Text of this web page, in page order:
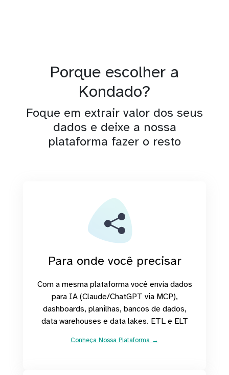
Porque escolher a
Kondado?
Foque em extrair valor dos seus
dados e deixe a nossa
plataforma fazer o resto
Para onde você precisar
Com a mesma plataforma você envia dados
para IA (Claude/ChatGPT via MCP),
dashboards, planilhas, bancos de dados,
data warehouses e data lakes. ETL e ELT
Conheça Nossa Plataforma →